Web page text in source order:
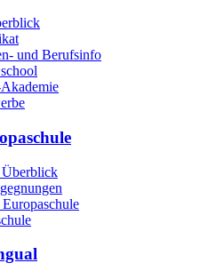
und Berufsinfo
Überblick